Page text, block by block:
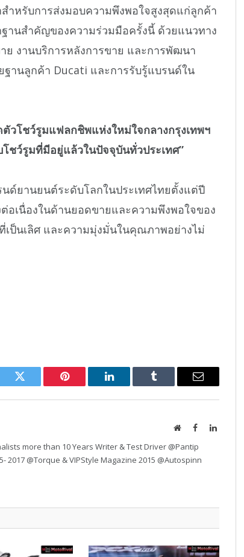
ำหรับการส่งมอบความพึงพอใจสูงสุดแก่ลูกค้า
านสำคัญของความร่วมมือครั้งนี้ ด้วยแนวทาง
ย งานบริการหลังการขาย และการพัฒนา
านลูกค้า Ducati และการรับรู้แบรนด์ใน
ตัวโชว์รูมแฟลกชิพแห่งใหม่ใจกลางกรุงเทพฯ
ชว์รูมที่มีอยู่แล้วในปัจจุบันทั่วประเทศ”
ด์ยานยนต์ระดับโลกในประเทศไทยตั้งแต่ปี
อเนื่องในด้านยอดขายและความพึงพอใจของ
ป็นเลิศ และความมุ่งมั่นในคุณภาพอย่างไม่
Twitter Pinterest LinkedIn Tumblr Email
WebsiteFacebookLinkedIn
more than 10 Years Writer & Test Driver @Pantip
2017 @Torque & VIPStyle Magazine 2015 @Autospinn